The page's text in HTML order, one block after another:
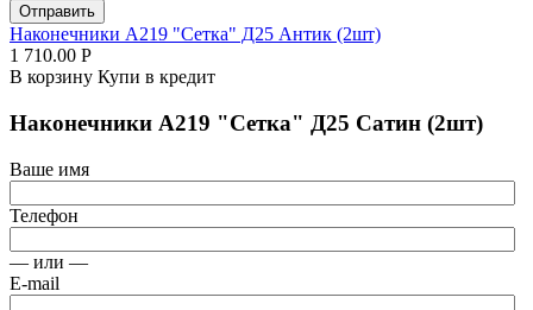
Отправить
Наконечники А219 "Сетка" Д25 Антик (2шт)
1 710.00 Р
В корзину Купи в кредит
Наконечники А219 "Сетка" Д25 Сатин (2шт)
Ваше имя
Телефон
— или —
E-mail